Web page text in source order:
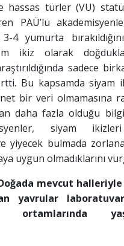
hassas türler (VU)
PAÜ’lü
4 yumurta
ikiz olarak
sadece
Bu kapsamda
bir veri olmamasına
daha fazla olduğu
siyam
yiyecek bulmada
uygun olmadıklarını
mevcut halleriyle
yavrular